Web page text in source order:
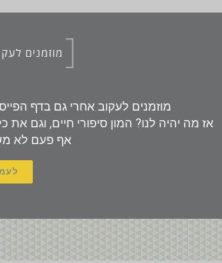
מוזמנים לעקוב אחרי גם בדף
אז מה יהיה לנו? המון סיפורי חיים, וגם את
אף פעם לא